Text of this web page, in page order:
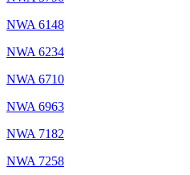
NWA 6148
NWA 6234
NWA 6710
NWA 6963
NWA 7182
NWA 7258